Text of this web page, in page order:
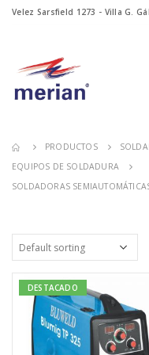
Velez Sarsfield 1273 - Villa G.
PRODUCTOS
EQUIPOS DE SOLDADURA
SOLDADORAS
DESTACADO